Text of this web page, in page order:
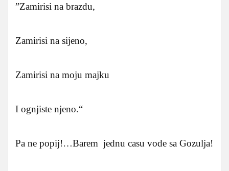
”Zamirisi na brazdu,
Zamirisi na sijeno,
Zamirisi na moju majku
I ognjiste njeno.“
Pa ne popij!…Barem jednu casu vode sa Gozulja!